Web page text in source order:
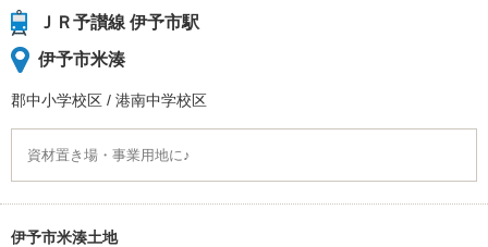
ＪＲ予讃線 伊予市駅
伊予市米湊
郡中小学校区 / 港南中学校区
資材置き場・事業用地に♪
伊予市米湊土地